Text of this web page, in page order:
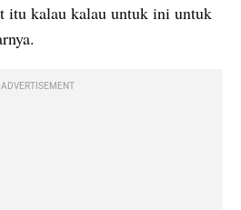
itu kalau kalau untuk ini untuk
ADVERTISEMENT